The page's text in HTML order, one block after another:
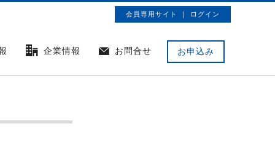
会員専用サイト ｜ ログイン
企業情報 お問合せ お申込み